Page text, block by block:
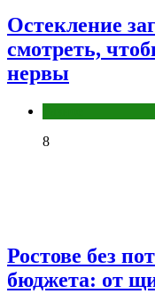
Остекление
смотреть,
нервы
8
Ростове без
бюджета: от